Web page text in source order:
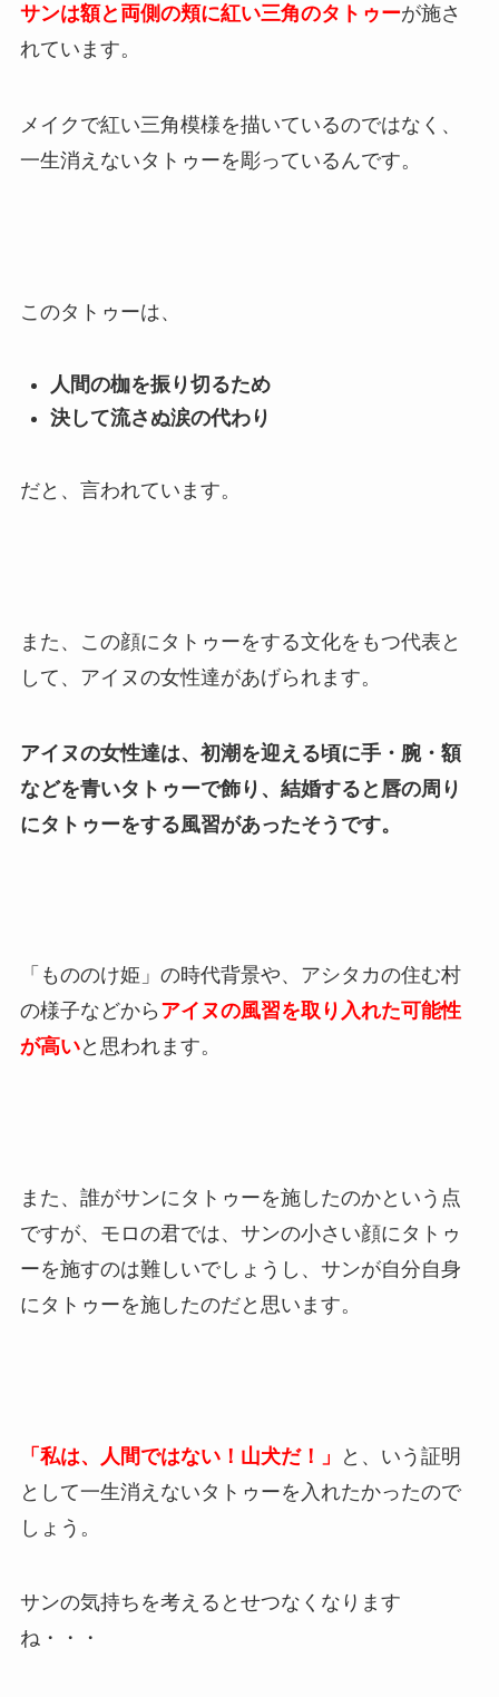
サンは額と両側の頬に紅い三角のタトゥーが施さ
れています。
メイクで紅い三角模様を描いているのではなく、
一生消えないタトゥーを彫っているんです。
このタトゥーは、
人間の枷を振り切るため
決して流さぬ涙の代わり
だと、言われています。
また、この顔にタトゥーをする文化をもつ代表と
して、アイヌの女性達があげられます。
アイヌの女性達は、初潮を迎える頃に手・腕・額
などを青いタトゥーで飾り、結婚すると唇の周り
にタトゥーをする風習があったそうです。
「もののけ姫」の時代背景や、アシタカの住む村
の様子などから アイヌの風習を取り入れた可能性
が高いと思われます。
また、誰がサンにタトゥーを施したのかという点
ですが、モロの君では、サンの小さい顔にタトゥ
ーを施すのは難しいでしょうし、サンが自分自身
にタトゥーを施したのだと思います。
「私は、人間ではない！山犬だ！」
と、いう証明
として一生消えないタトゥーを入れたかったので
しょう。
サンの気持ちを考えるとせつなくなります
ね・・・